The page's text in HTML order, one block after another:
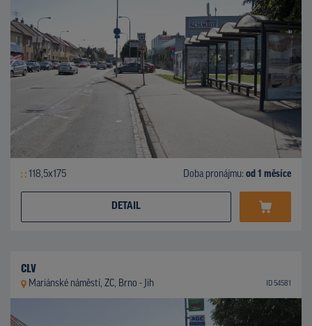
118,5x175 Doba pronájmu: od 1 měsíce
DETAIL
CLV
Mariánské náměstí, ZC, Brno - Jih ID 54581